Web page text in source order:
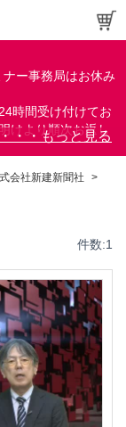
ー事務局はお休み
時間受け付けてお
けより順次お返し
会社新建新聞社
>
件数:1